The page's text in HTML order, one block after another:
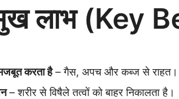
लाभ (Key
करता है– गैस, अपच और कब्ज से राहत।
– शरीर से विषैले तत्वों को बाहर निकालता है।